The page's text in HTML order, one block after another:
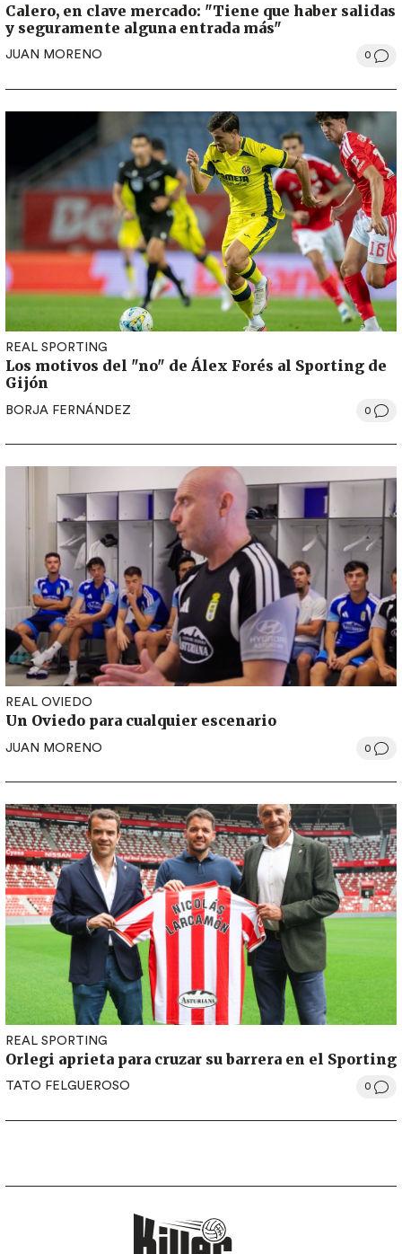
Calero, en clave mercado: "Tiene que haber salidas
y seguramente alguna entrada más"
JUAN MORENO 0
REAL SPORTING
Los motivos del "no" de Álex Forés al Sporting de
Gijón
BORJA FERNÁNDEZ 0
REAL OVIEDO
Un Oviedo para cualquier escenario
JUAN MORENO 0
REAL SPORTING
Orlegi aprieta para cruzar su barrera en el Sporting
TATO FELGUEROSO 0